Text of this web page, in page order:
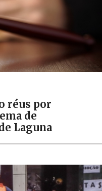
réus por
de
Laguna